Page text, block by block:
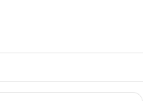
un NAS Synology